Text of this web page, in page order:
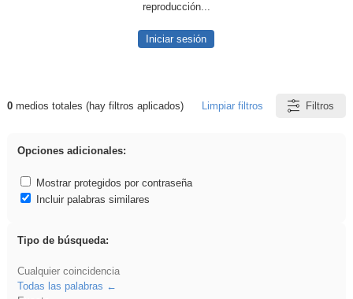
reproducción...
Iniciar sesión
Resultados de: regalo
0medios totales (hay filtros aplicados) Limpiar filtros Filtros
Opciones adicionales:
Mostrar protegidos por contraseña
Incluir palabras similares
Tipo de búsqueda:
Cualquier coincidencia
Todas las palabras